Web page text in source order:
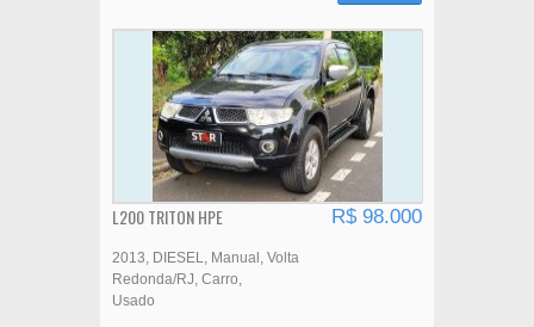
L200 TRITON HPE R$ 98.000
2013 DIESEL Manual
Volta
Redonda/RJ Carro
Usado